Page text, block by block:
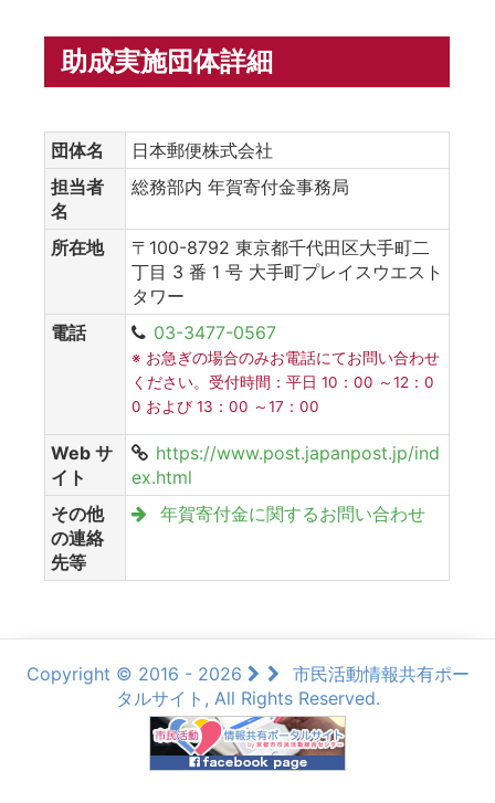
助成実施団体詳細
団体名
日本郵便株式会社
担当者
名
総務部内 年賀寄付金事務局
所在地
〒100-8792 東京都千代田区大手町二
丁目 3 番 1 号 大手町プレイスウエスト
タワー
電話
03-3477-0567
※ お急ぎの場合のみお電話にてお問い合わせ
ください。受付時間：平日 10：00 ～12：0
0 および 13：00 ～17：00
Web サ
イト
https://www.post.japanpost.jp/ind
ex.html
その他
の連絡
先等
年賀寄付金に関するお問い合わせ
Copyright © 2016 - 2026
市民活動情報共有ポー
タルサイト, All Rights Reserved.